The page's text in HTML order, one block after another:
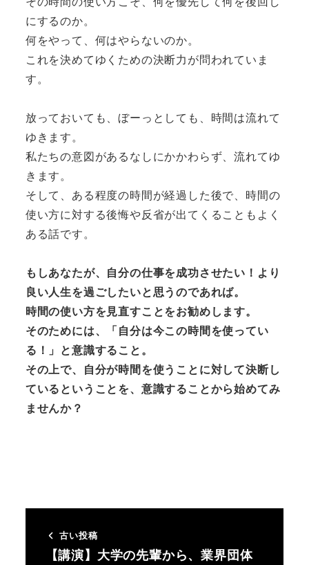
にするのか。
何をやって、何はやらないのか。
これを決めてゆくための決断力が問われていま
す。
放っておいても、ぼーっとしても、時間は流れて
ゆきます。
私たちの意図があるなしにかかわらず、流れてゆ
きます。
そして、ある程度の時間が経過した後で、時間の
使い方に対する後悔や反省が出てくることもよく
ある話です。
もしあなたが、自分の仕事を成功させたい！より
良い人生を過ごしたいと思うのであれば。
時間の使い方を見直すことをお勧めします。
そのためには、「自分は今この時間を使ってい
る！」と意識すること。
その上で、自分が時間を使うことに対して決断し
ているということを、意識することから始めてみ
ませんか？
古い投稿
【講演】大学の先輩から、業界団体